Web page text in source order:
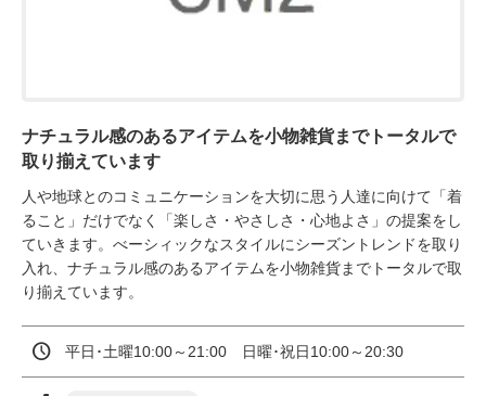
ナチュラル感のあるアイテムを小物雑貨までトータルで
取り揃えています
人や地球とのコミュニケーションを大切に思う人達に向けて「着
ること」だけでなく「楽しさ・やさしさ・心地よさ」の提案をし
ていきます。べーシィックなスタイルにシーズントレンドを取り
入れ、ナチュラル感のあるアイテムを小物雑貨までトータルで取
り揃えています。
平日･土曜10:00～21:00　日曜･祝日10:00～20:30